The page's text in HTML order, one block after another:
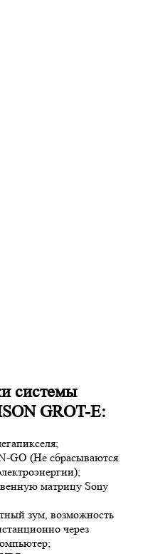
системы
GROT-E:
GO (Не сбрасываются
матрицу Sony
зум, возможность
через